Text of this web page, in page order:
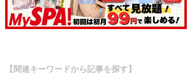
【関連キーワードから記事を探す】